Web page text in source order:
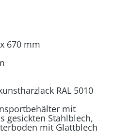
670 mm
RAL 5010
mit
gesickten Stahlblech,
mit Glattblech